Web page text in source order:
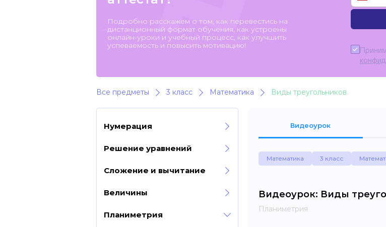
Подробно расскажем о том, как перевестись на
дистанционный формат обучения, как устроены
онлайн-уроки и учебный процесс, как улучшить
успеваемость и повысить мотивацию!
Все предметы 3 класс Математика Виды треугольников.
Нумерация
Решение уравнений
Сложение и вычитание
Величины
Планиметрия
Видеоурок
Математика 3 класс
Видеоурок: Виды
Планиметрия